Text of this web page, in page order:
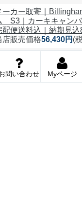
問い合わせ Myページ
ーカー取寄｜
S3｜カーキキャン
配便送料込｜納期見込
店販売価格56,430円(
ーカー取寄｜